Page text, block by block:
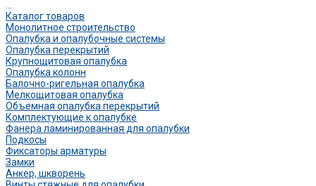
Каталог товаров
Монолитное строительство
Опалубка и опалубочные системы
Опалубка перекрытий
Крупнощитовая опалубка
Опалубка колонн
Балочно-ригельная опалубка
Мелкощитовая опалубка
Объемная опалубка перекрытий
Комплектующие к опалубке
Фанера ламинированная для опалубки
Подкосы
Фиксаторы арматуры
Замки
Анкер, шкворень